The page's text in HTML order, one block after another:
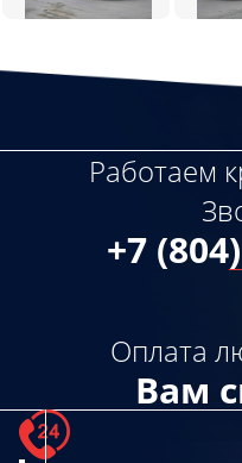
Работаем
+7
Оплата
Вам